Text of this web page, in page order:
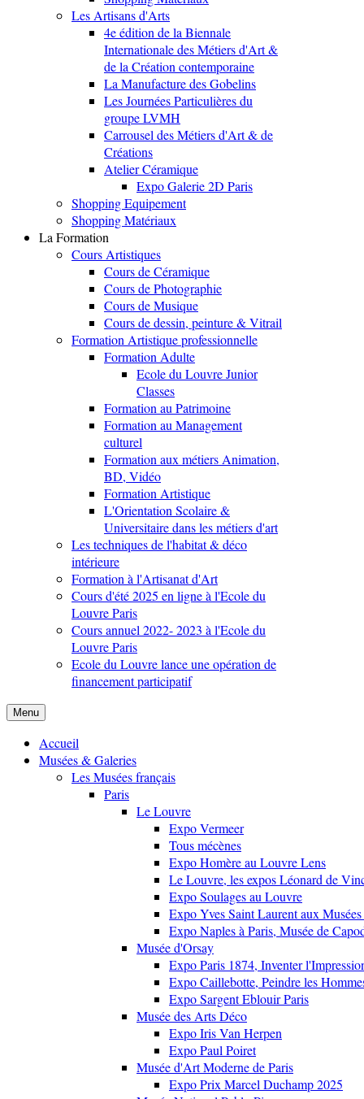
Les Artisans d'Arts
4e édition de la Biennale
Internationale des Métiers d'Art &
de la Création contemporaine
La Manufacture des Gobelins
Les Journées Particulières du
groupe LVMH
Carrousel des Métiers d'Art & de
Créations
Atelier Céramique
Expo Galerie 2D Paris
Shopping Equipement
Shopping Matériaux
La Formation
Cours Artistiques
Cours de Céramique
Cours de Photographie
Cours de Musique
Cours de dessin, peinture & Vitrail
Formation Artistique professionnelle
Formation Adulte
Ecole du Louvre Junior
Classes
Formation au Patrimoine
Formation au Management
culturel
Formation aux métiers Animation,
BD, Vidéo
Formation Artistique
L'Orientation Scolaire &
Universitaire dans les métiers d'art
Les techniques de l'habitat & déco
intérieure
Formation à l'Artisanat d'Art
Cours d'été 2025 en ligne à l'Ecole du
Louvre Paris
Cours annuel 2022- 2023 à l'Ecole du
Louvre Paris
Ecole du Louvre lance une opération de
financement participatif
Menu
Accueil
Musées & Galeries
Les Musées français
Paris
Le Louvre
Expo Vermeer
Tous mécènes
Expo Homère au Louvre Lens
Le Louvre, les expos Léonard de
Expo Soulages au Louvre
Expo Yves Saint Laurent aux
Expo Naples à Paris, Musée de
Musée d'Orsay
Expo Paris 1874, Inventer
Expo Caillebotte, Peindre les
Expo Sargent Eblouir Paris
Musée des Arts Déco
Expo Iris Van Herpen
Expo Paul Poiret
Musée d'Art Moderne de Paris
Expo Prix Marcel Duchamp 2025